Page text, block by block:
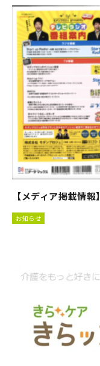
【メディア掲載情
お知らせ